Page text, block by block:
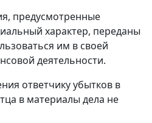
предусмотренные
характер, переданы
им в своей
деятельности.
ответчику убытков в
в материалы дела не